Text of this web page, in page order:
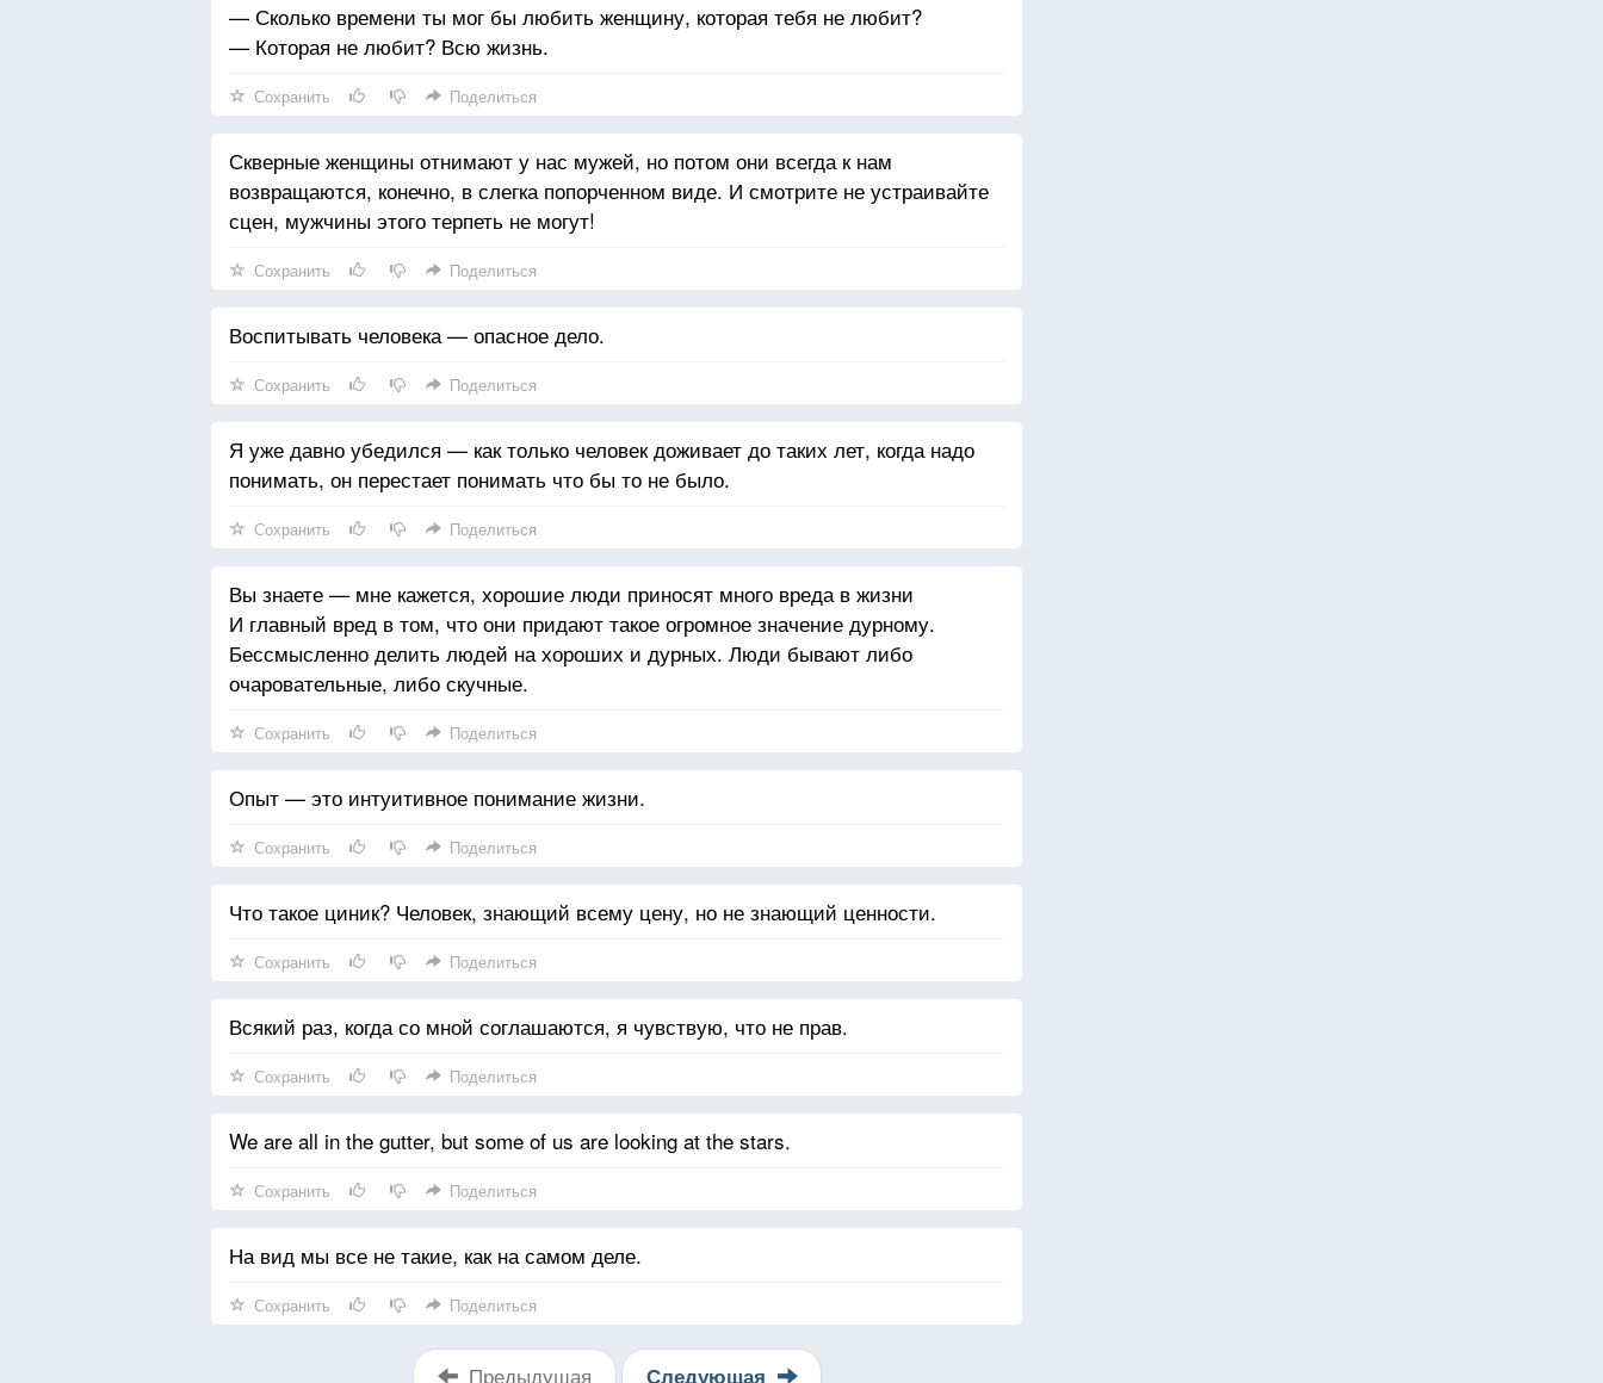
— Сколько времени ты мог бы любить женщину, которая тебя не любит?
— Которая не любит? Всю жизнь.
Сохранить Поделиться
Скверные женщины отнимают у нас мужей, но потом они всегда к нам
возвращаются, конечно, в слегка попорченном виде. И смотрите не устраивайте
сцен, мужчины этого терпеть не могут!
Сохранить Поделиться
Воспитывать человека — опасное дело.
Сохранить Поделиться
Я уже давно убедился — как только человек доживает до таких лет, когда надо
понимать, он перестает понимать что бы то не было.
Сохранить Поделиться
Вы знаете — мне кажется, хорошие люди приносят много вреда в жизни
И главный вред в том, что они придают такое огромное значение дурному.
Бессмысленно делить людей на хороших и дурных. Люди бывают либо
очаровательные, либо скучные.
Сохранить Поделиться
Опыт — это интуитивное понимание жизни.
Сохранить Поделиться
Что такое циник? Человек, знающий всему цену, но не знающий ценности.
Сохранить Поделиться
Всякий раз, когда со мной соглашаются, я чувствую, что не прав.
Сохранить Поделиться
We are all in the gutter, but some of us are looking at the stars.
Сохранить Поделиться
На вид мы все не такие, как на самом деле.
Сохранить Поделиться
Предыдущая Следующая